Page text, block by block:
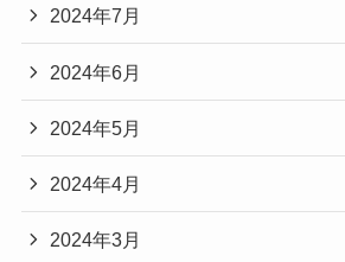
2024年7月
2024年6月
2024年5月
2024年4月
2024年3月